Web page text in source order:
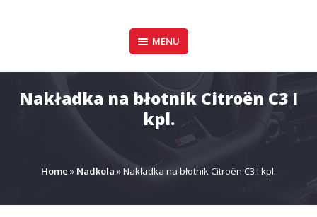
P.P.H.U. DAWID
GAŁUSZKA
Design & Style
MENU
Nakładka na błotnik Citroën C3 I
kpl.
Home » Nadkola »Nakładka na błotnik Citroën C3 I kpl.